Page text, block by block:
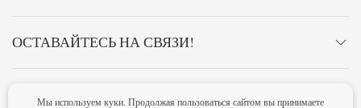
ОСТАВАЙТЕСЬ НА СВЯЗИ!
Мы используем куки. Продолжая пользоваться сайтом вы принимаете